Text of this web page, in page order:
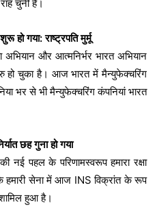
चुनी है।
हो गया: राष्ट्रपति मुर्मू
अभियान और आत्मनिर्भर भारत अभियान
हो चुका है। आज भारत में मैन्युफेक्चरिंग
भर से भी मैन्युफेक्चरिंग कंपनियां भारत
छह गुना हो गया
नई पहल के परिणामस्वरूप हमारा रक्षा
हमारी सेना में आज INS विक्रांत के रूप
हुआ है।